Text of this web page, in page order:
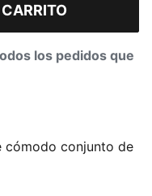
los pedidos que
cómodo conjunto de
polar suave con
para los más